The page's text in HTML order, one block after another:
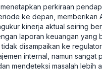
perkiraan
ke depan, memberikan
kinerja aktual seiring
laporan keuangan yang
disampaikan ke
internal, namun sangat
mendeteksi masalah lebih